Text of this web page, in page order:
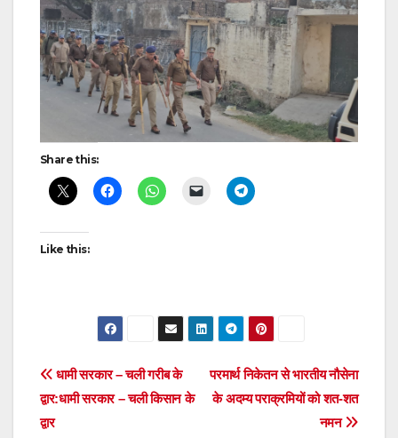
Share this:
Like this:
Post
navigation
परमार्थ निकेतन से भारतीय नौसेना
के अदम्य पराक्रमियों को शत-शत
नमन
धामी सरकार – चली गरीब के
द्वार:धामी सरकार – चली किसान के
द्वार